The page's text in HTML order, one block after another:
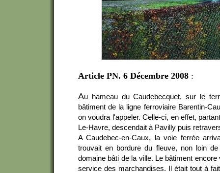
Article PN. 6 Décembre 2008 :
Au hameau du Caudebecquet, sur le
bâtiment de la ligne ferroviaire Barentin-
on voudra l'appeler. Celle-ci, en effet,
Le-Havre, descendait à Pavilly puis
A Caudebec-en-Caux, la voie ferrée
trouvait en bordure du fleuve, non loin
domaine bâti de la ville. Le bâtiment
service des marchandises. Il était tout à